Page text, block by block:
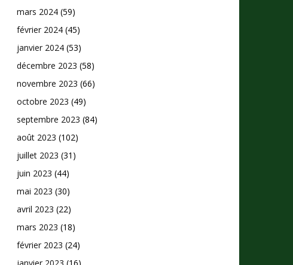
mars 2024 (59)
février 2024 (45)
janvier 2024 (53)
décembre 2023 (58)
novembre 2023 (66)
octobre 2023 (49)
septembre 2023 (84)
août 2023 (102)
juillet 2023 (31)
juin 2023 (44)
mai 2023 (30)
avril 2023 (22)
mars 2023 (18)
février 2023 (24)